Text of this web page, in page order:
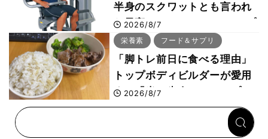
半身のスクワットとも言われ
た最高マシン“ノーチラス・プ
ルオーバーマシン”とは？
2026/8/7
栄養素 フード＆サプリ
「脚トレ前日に食べる理由」
トップボディビルダーが愛用
する「米＋牛肉」のシンプル
回復メシとは？
2026/8/7